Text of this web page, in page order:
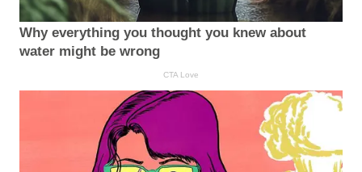
Why everything you thought you knew about
water might be wrong
CTA Love